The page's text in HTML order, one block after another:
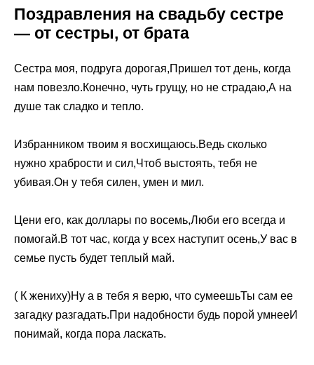
Поздравления на свадьбу сестре
— от сестры, от брата
Сестра моя, подруга дорогая,Пришел тот день, когда
нам повезло.Конечно, чуть грущу, но не страдаю,А на
душе так сладко и тепло.
Избранником твоим я восхищаюсь.Ведь сколько
нужно храбрости и сил,Чтоб выстоять, тебя не
убивая.Он у тебя силен, умен и мил.
Цени его, как доллары по восемь,Люби его всегда и
помогай.В тот час, когда у всех наступит осень,У вас в
семье пусть будет теплый май.
( К жениху)Ну а в тебя я верю, что сумеешьТы сам ее
загадку разгадать.При надобности будь порой умнееИ
понимай, когда пора ласкать.